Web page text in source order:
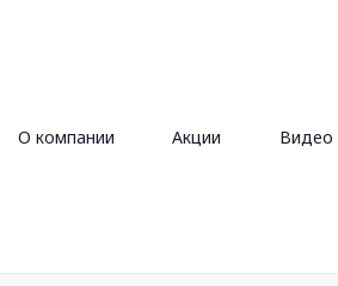
О компании Акции Видео